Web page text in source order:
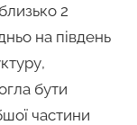
2
на південь
бути
частини